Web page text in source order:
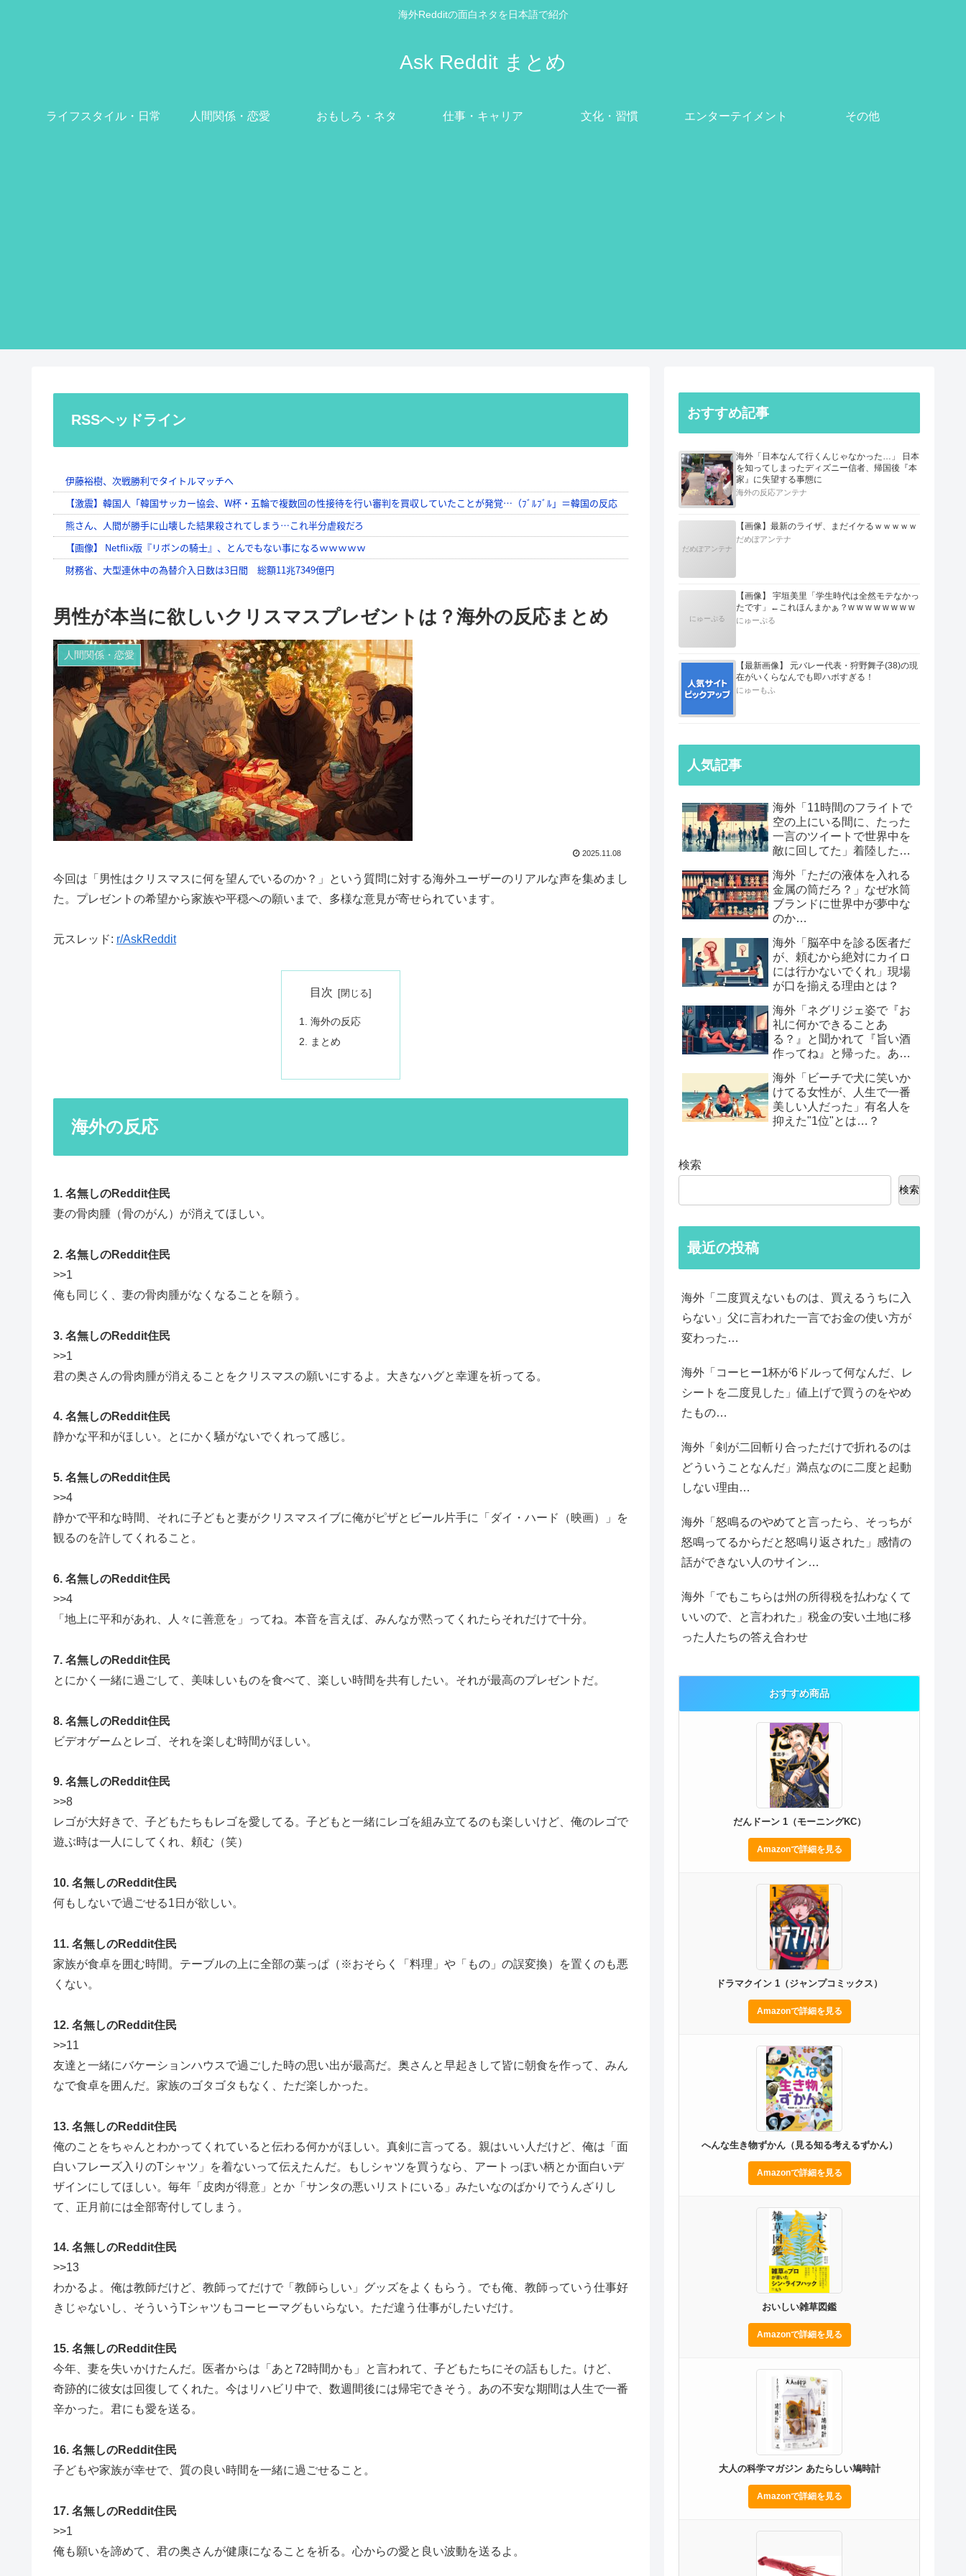
海外Redditの面白ネタを日本語で紹介
Ask Reddit まとめ
ライフスタイル・日常 人間関係・恋愛 おもしろ・ネタ 仕事・キャリア 文化・習慣 エンターテイメント その他
RSSヘッドライン
男性が本当に欲しいクリスマスプレゼントは？海外の反応まとめ
人間関係・恋愛
2025.11.08
今回は「男性はクリスマスに何を望んでいるのか？」という質問に対する海外ユーザーのリアルな声を集めまし
た。プレゼントの希望から家族や平穏への願いまで、多様な意見が寄せられています。
元スレッド: r/AskReddit
目次
海外の反応
まとめ
海外の反応
1. 名無しのReddit住民
妻の骨肉腫（骨のがん）が消えてほしい。
2. 名無しのReddit住民
>>1
俺も同じく、妻の骨肉腫がなくなることを願う。
3. 名無しのReddit住民
>>1
君の奥さんの骨肉腫が消えることをクリスマスの願いにするよ。大きなハグと幸運を祈ってる。
4. 名無しのReddit住民
静かな平和がほしい。とにかく騒がないでくれって感じ。
5. 名無しのReddit住民
>>4
静かで平和な時間、それに子どもと妻がクリスマスイブに俺がピザとビール片手に「ダイ・ハード（映画）」を
観るのを許してくれること。
6. 名無しのReddit住民
>>4
「地上に平和があれ、人々に善意を」ってね。本音を言えば、みんなが黙ってくれたらそれだけで十分。
7. 名無しのReddit住民
とにかく一緒に過ごして、美味しいものを食べて、楽しい時間を共有したい。それが最高のプレゼントだ。
8. 名無しのReddit住民
ビデオゲームとレゴ、それを楽しむ時間がほしい。
9. 名無しのReddit住民
>>8
レゴが大好きで、子どもたちもレゴを愛してる。子どもと一緒にレゴを組み立てるのも楽しいけど、俺のレゴで
遊ぶ時は一人にしてくれ、頼む（笑）
10. 名無しのReddit住民
何もしないで過ごせる1日が欲しい。
11. 名無しのReddit住民
家族が食卓を囲む時間。テーブルの上に全部の葉っぱ（※おそらく「料理」や「もの」の誤変換）を置くのも悪
くない。
12. 名無しのReddit住民
>>11
友達と一緒にバケーションハウスで過ごした時の思い出が最高だ。奥さんと早起きして皆に朝食を作って、みん
なで食卓を囲んだ。家族のゴタゴタもなく、ただ楽しかった。
13. 名無しのReddit住民
俺のことをちゃんとわかってくれていると伝わる何かがほしい。真剣に言ってる。親はいい人だけど、俺は「面
白いフレーズ入りのTシャツ」を着ないって伝えたんだ。もしシャツを買うなら、アートっぽい柄とか面白いデ
ザインにしてほしい。毎年「皮肉が得意」とか「サンタの悪いリストにいる」みたいなのばかりでうんざりし
て、正月前には全部寄付してしまう。
14. 名無しのReddit住民
>>13
わかるよ。俺は教師だけど、教師ってだけで「教師らしい」グッズをよくもらう。でも俺、教師っていう仕事好
きじゃないし、そういうTシャツもコーヒーマグもいらない。ただ違う仕事がしたいだけ。
15. 名無しのReddit住民
今年、妻を失いかけたんだ。医者からは「あと72時間かも」と言われて、子どもたちにその話もした。けど、
奇跡的に彼女は回復してくれた。今はリハビリ中で、数週間後には帰宅できそう。あの不安な期間は人生で一番
辛かった。君にも愛を送る。
16. 名無しのReddit住民
子どもや家族が幸せで、質の良い時間を一緒に過ごせること。
17. 名無しのReddit住民
>>1
俺も願いを諦めて、君の奥さんが健康になることを祈る。心からの愛と良い波動を送るよ。
おすすめ記事
海外「日本なんて行くんじゃなかった…」 日本
を知ってしまったディズニー信者、帰国後『本
家』に失望する事態に
海外の反応アンテナ
だめぽアンテナ
【画像】最新のライザ、まだイケるｗｗｗｗｗ
だめぽアンテナ
にゅーぷる
【画像】 宇垣美里「学生時代は全然モテなかっ
たです」←これほんまかぁ？w w w w w w w w
にゅーぷる
【最新画像】 元バレー代表・狩野舞子(38)の現
在がいくらなんでも即ハボすぎる！
にゅーもふ
人気記事
海外「11時間のフライトで
空の上にいる間に、たった
一言のツイートで世界中を
敵に回してた」着陸したら
海外「ただの液体を入れる
金属の筒だろ？」なぜ水筒
ブランドに世界中が夢中な
のか…
海外「脳卒中を診る医者だ
が、頼むから絶対にカイロ
には行かないでくれ」現場
が口を揃える理由とは？
海外「ネグリジェ姿で『お
礼に何かできることあ
る？』と聞かれて『旨い酒
作ってね』と帰った。あれ
る男たちの後悔談…
海外「ビーチで犬に笑いか
けてる女性が、人生で一番
美しい人だった」有名人を
抑えた"1位"とは…？
検索
検索
最近の投稿
海外「二度買えないものは、買えるうちに入
らない」父に言われた一言でお金の使い方が
変わった…
海外「コーヒー1杯が6ドルって何なんだ、レ
シートを二度見した」値上げで買うのをやめ
たもの…
海外「剣が二回斬り合っただけで折れるのは
どういうことなんだ」満点なのに二度と起動
しない理由…
海外「怒鳴るのやめてと言ったら、そっちが
怒鳴ってるからだと怒鳴り返された」感情の
話ができない人のサイン…
海外「でもこちらは州の所得税を払わなくて
いいので、と言われた」税金の安い土地に移
った人たちの答え合わせ
おすすめ商品
だんドーン 1（モーニングKC）
Amazonで詳細を見る
ドラマクイン 1（ジャンプコミックス）
Amazonで詳細を見る
へんな生き物ずかん（見る知る考えるずかん）
Amazonで詳細を見る
おいしい雑草図鑑
Amazonで詳細を見る
大人の科学マガジン あたらしい鳩時計
Amazonで詳細を見る